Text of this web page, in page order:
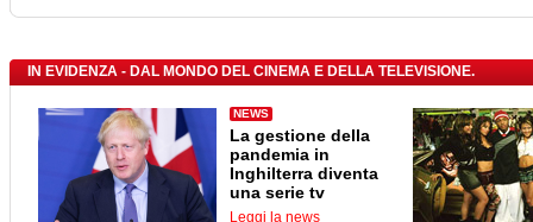
IN EVIDENZA - DAL MONDO DEL CINEMA E DELLA TELEVISIONE.
NEWS
La gestione della
pandemia in
Inghilterra diventa
una serie tv
Leggi la news